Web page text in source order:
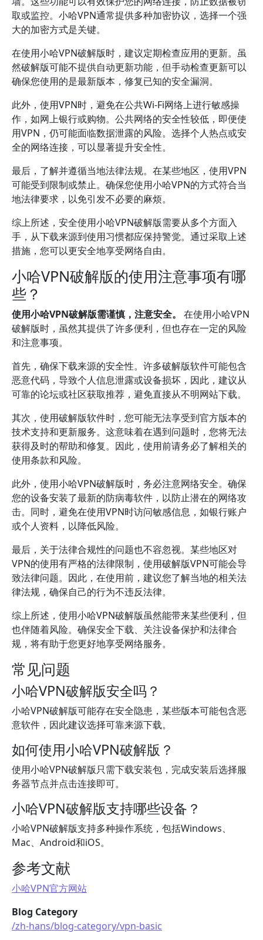
取或监控。小哈VPN通常提供多种加密协议，选择一个强
大的加密方式是关键。
在使用小哈VPN破解版时，建议定期检查应用的更新。虽
然破解版可能不提供自动更新功能，但手动检查更新可以
确保您使用的是最新版本，修复已知的安全漏洞。
此外，使用VPN时，避免在公共Wi-Fi网络上进行敏感操
作，如网上银行或购物。公共网络的安全性较低，即便使
用VPN，仍可能面临数据泄露的风险。选择个人热点或安
全的网络连接，可以显著提升安全性。
最后，了解并遵循当地法律法规。在某些地区，使用VPN
可能受到限制或禁止。确保您使用小哈VPN的方式符合当
地法律要求，以免引发不必要的麻烦。
综上所述，安全使用小哈VPN破解版需要从多个方面入
手，从下载来源到使用习惯都应保持警觉。通过采取上述
措施，您可以更安全地享受网络自由。
小哈VPN破解版的使用注意事项有哪
些？
使用小哈VPN破解版需谨慎，注意安全。
在使用小哈VPN
破解版时，虽然其提供了许多便利，但也存在一定的风险
和注意事项。
首先，确保下载来源的安全性。许多破解版软件可能包含
恶意代码，导致个人信息泄露或设备损坏，因此，建议从
可靠的论坛或社区获取推荐，避免直接从不明网站下载。
其次，使用破解版软件时，您可能无法享受到官方版本的
技术支持和更新服务。这意味着在遇到问题时，您将无法
获得及时的帮助和修复。因此，使用前请务必了解相关的
使用条款和风险。
此外，使用小哈VPN破解版时，务必注意网络安全。确保
您的设备安装了最新的防病毒软件，以防止潜在的网络攻
击。同时，避免在使用VPN时访问敏感信息，如银行账户
或个人资料，以降低风险。
最后，关于法律合规性的问题也不容忽视。某些地区对
VPN的使用有严格的法律限制，使用破解版VPN可能会导
致法律问题。因此，在使用前，建议您了解当地的相关法
律法规，确保自己的行为不违反法律。
综上所述，使用小哈VPN破解版虽然能带来某些便利，但
也伴随着风险。确保安全下载、关注设备保护和法律合
规，将有助于您更好地享受网络服务。
常见问题
小哈VPN破解版安全吗？
小哈VPN破解版可能存在安全隐患，某些版本可能包含恶
意软件，因此建议选择可靠来源下载。
如何使用小哈VPN破解版？
使用小哈VPN破解版只需下载安装包，完成安装后选择服
务器节点并点击连接即可。
小哈VPN破解版支持哪些设备？
小哈VPN破解版支持多种操作系统，包括Windows、
Mac、Android和iOS。
参考文献
小哈VPN官方网站
Blog Category
/zh-hans/blog-category/vpn-basic